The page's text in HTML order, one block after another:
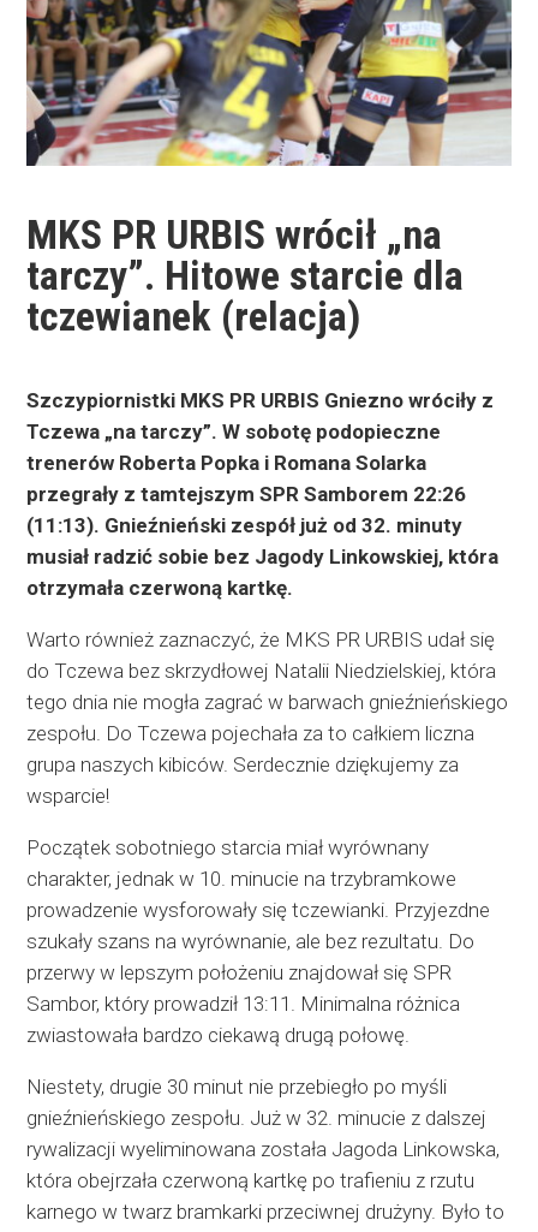
MKS PR URBIS wrócił „na
tarczy”. Hitowe starcie dla
tczewianek (relacja)
Szczypiornistki MKS PR URBIS Gniezno wróciły z
Tczewa „na tarczy”. W sobotę podopieczne
trenerów Roberta Popka i Romana Solarka
przegrały z tamtejszym SPR Samborem 22:26
(11:13). Gnieźnieński zespół już od 32. minuty
musiał radzić sobie bez Jagody Linkowskiej, która
otrzymała czerwoną kartkę.
Warto również zaznaczyć, że MKS PR URBIS udał się
do Tczewa bez skrzydłowej Natalii Niedzielskiej, która
tego dnia nie mogła zagrać w barwach gnieźnieńskiego
zespołu. Do Tczewa pojechała za to całkiem liczna
grupa naszych kibiców. Serdecznie dziękujemy za
wsparcie!
Początek sobotniego starcia miał wyrównany
charakter, jednak w 10. minucie na trzybramkowe
prowadzenie wysforowały się tczewianki. Przyjezdne
szukały szans na wyrównanie, ale bez rezultatu. Do
przerwy w lepszym położeniu znajdował się SPR
Sambor, który prowadził 13:11. Minimalna różnica
zwiastowała bardzo ciekawą drugą połowę.
Niestety, drugie 30 minut nie przebiegło po myśli
gnieźnieńskiego zespołu. Już w 32. minucie z dalszej
rywalizacji wyeliminowana została Jagoda Linkowska,
która obejrzała czerwoną kartkę po trafieniu z rzutu
karnego w twarz bramkarki przeciwnej drużyny. Było to